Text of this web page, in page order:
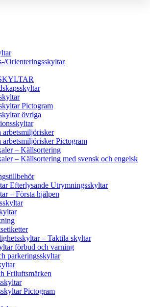
Orienteringsskyltar
Pictogram
övriga
arbetsmiljörisker
arbetsmiljörisker Pictogram
– Källsortering
– Källsortering med svensk och engelsk
Efterlysande Utrymningsskyltar
– Första hjälpen
– Taktila skyltar
förbud och varning
parkeringsskyltar
Friluftsmärken
Pictogram